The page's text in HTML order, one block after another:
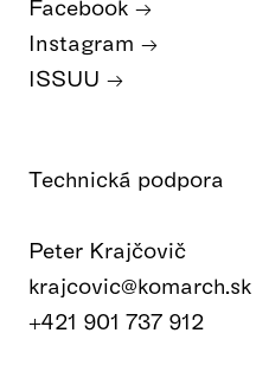
Technická podpora
Peter Krajčovič
krajcovic@komarch.sk
+421 901 737 912
Facebook
Instagram
ISSUU